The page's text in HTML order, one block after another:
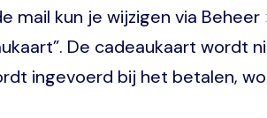
mail kun je wijzigen via
De cadeaukaart wordt
ingevoerd bij het betalen,